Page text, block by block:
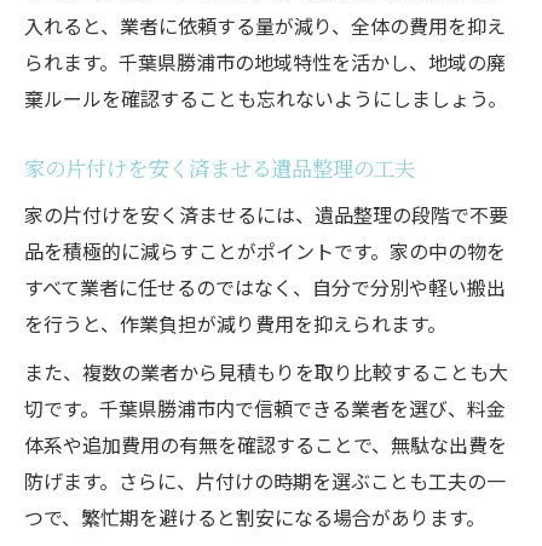
入れると、業者に依頼する量が減り、全体の費用を抑え
られます。千葉県勝浦市の地域特性を活かし、地域の廃
棄ルールを確認することも忘れないようにしましょう。
家の片付けを安く済ませる遺品整理の工夫
家の片付けを安く済ませるには、遺品整理の段階で不要
品を積極的に減らすことがポイントです。家の中の物を
すべて業者に任せるのではなく、自分で分別や軽い搬出
を行うと、作業負担が減り費用を抑えられます。
また、複数の業者から見積もりを取り比較することも大
切です。千葉県勝浦市内で信頼できる業者を選び、料金
体系や追加費用の有無を確認することで、無駄な出費を
防げます。さらに、片付けの時期を選ぶことも工夫の一
つで、繁忙期を避けると割安になる場合があります。